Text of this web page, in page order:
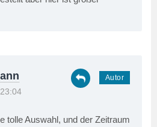
tolle Auswahl, und der Zeitraum